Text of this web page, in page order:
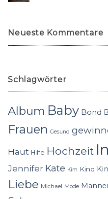
Neueste Kommentare
Schlagwörter
Album Baby Bond
Frauen Gesund
Haut Hilfe Hochzeit
Jennifer Kate Kim Kind
Liebe Michael Mode